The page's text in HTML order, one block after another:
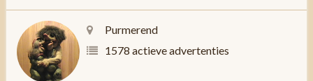
Purmerend
1578 actieve advertenties